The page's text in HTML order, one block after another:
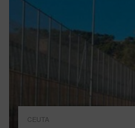
CEUTA